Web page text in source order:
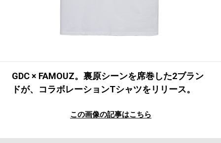
GDC × FAMOUZ。裏原シーンを席巻した2ブラン
ドが、コラボレーションTシャツをリリース。
この画像の記事はこちら